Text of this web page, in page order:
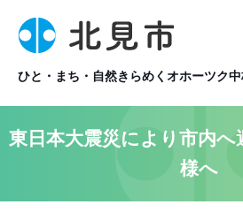
ひと・まち・自然きらめくオホーツク
東日本大震災により市内
様へ